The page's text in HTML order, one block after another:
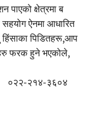
पाएको क्षेत्रमा ब
सहयोग ऐनमा आधारित
हिंसाका पिडितहरू,आप
फरक हुने भएकोले,
०२२-२१४-३६०४